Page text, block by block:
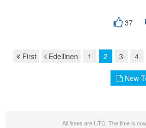
37
Page navigation
First Edellinen 1 2 3 4
New
All times are UTC. The time is